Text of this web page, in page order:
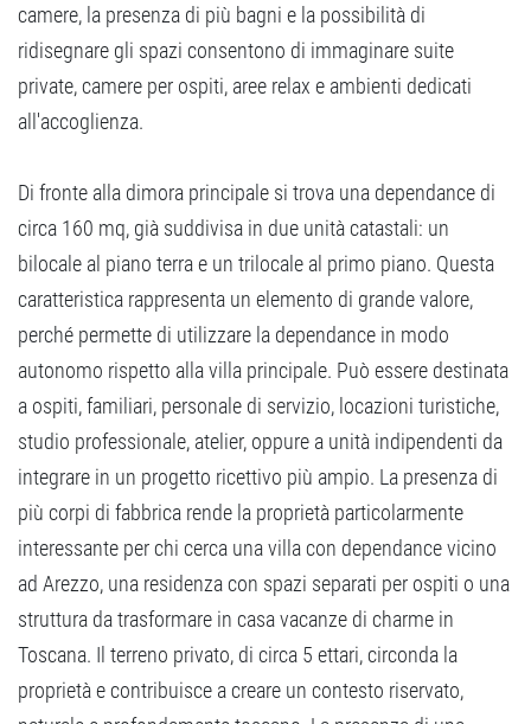
camere, la presenza di più bagni e la possibilità di
ridisegnare gli spazi consentono di immaginare suite
private, camere per ospiti, aree relax e ambienti dedicati
all'accoglienza.
Di fronte alla dimora principale si trova una dependance di
circa 160 mq, già suddivisa in due unità catastali: un
bilocale al piano terra e un trilocale al primo piano. Questa
caratteristica rappresenta un elemento di grande valore,
perché permette di utilizzare la dependance in modo
autonomo rispetto alla villa principale. Può essere destinata
a ospiti, familiari, personale di servizio, locazioni turistiche,
studio professionale, atelier, oppure a unità indipendenti da
integrare in un progetto ricettivo più ampio. La presenza di
più corpi di fabbrica rende la proprietà particolarmente
interessante per chi cerca una villa con dependance vicino
ad Arezzo, una residenza con spazi separati per ospiti o una
struttura da trasformare in casa vacanze di charme in
Toscana. Il terreno privato, di circa 5 ettari, circonda la
proprietà e contribuisce a creare un contesto riservato,